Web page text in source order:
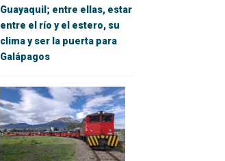
Guayaquil; entre ellas, estar
entre el río y el estero, su
clima y ser la puerta para
Galápagos